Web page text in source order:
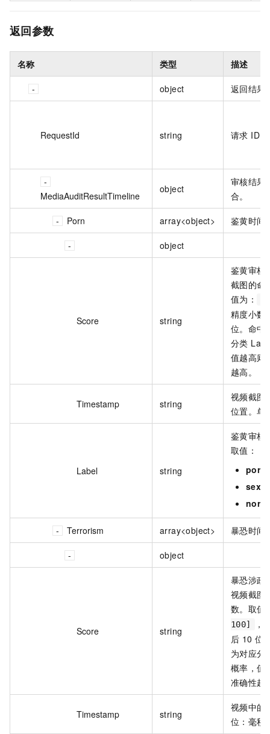
返回参数
名称 类型 描述
object 返回结果
RequestId string 请求 ID。
MediaAuditResultTimeline
object
审核结果
合。
Porn array<object> 鉴黄时间
object
Score string
鉴黄审核
截图的命
值为：
精度小数
位。命中
分类
值越高则
越高。
Timestamp string
视频截图
位置。单
Label string
鉴黄审核
取值：
porn
sexy
Terrorism array<object> 暴恐时间
object
Score string
暴恐涉政
视频截图
数。取值
100]
，
后 10 位
为对应分
概率，值
准确性越
Timestamp string
视频中的
位：毫秒